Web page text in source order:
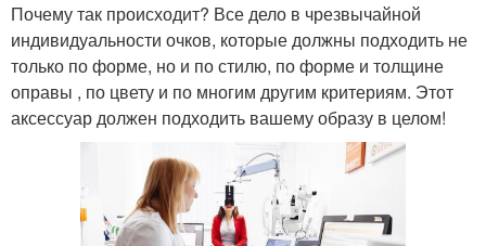
Почему так происходит? Все дело в чрезвычайной
индивидуальности очков, которые должны подходить не
только по форме, но и по стилю, по форме и толщине
оправы , по цвету и по многим другим критериям. Этот
аксессуар должен подходить вашему образу в целом!